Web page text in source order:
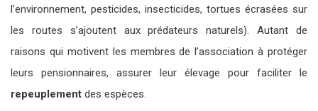
l’environnement, pesticides, insecticides, tortues écrasées sur
les routes s’ajoutent aux prédateurs naturels). Autant de
raisons qui motivent les membres de l’association à protéger
leurs pensionnaires, assurer leur élevage pour faciliter le
repeuplement des espèces.